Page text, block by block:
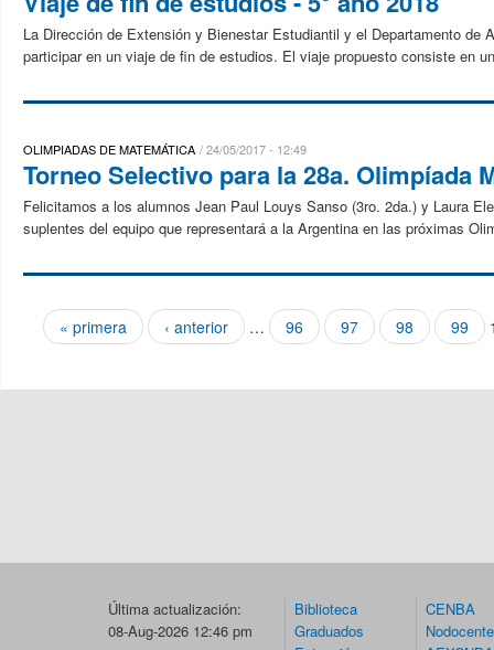
La Dirección de Extensión y Bienestar Estudiantil y el Departamento de
participar en un viaje de fin de estudios. El viaje propuesto consiste en
OLIMPIADAS DE MATEMÁTICA 24/05/2017 - 12:49
Torneo Selectivo para la 28a. Olimpíada
Felicitamos a los alumnos Jean Paul Louys Sanso (3ro. 2da.) y Laura
suplentes del equipo que representará a la Argentina en las próximas
Páginas
« primera ‹ anterior … 96 97 98 99
Última actualización:
08-Aug-2026 12:46 pm
Biblioteca
Graduados
CENBA